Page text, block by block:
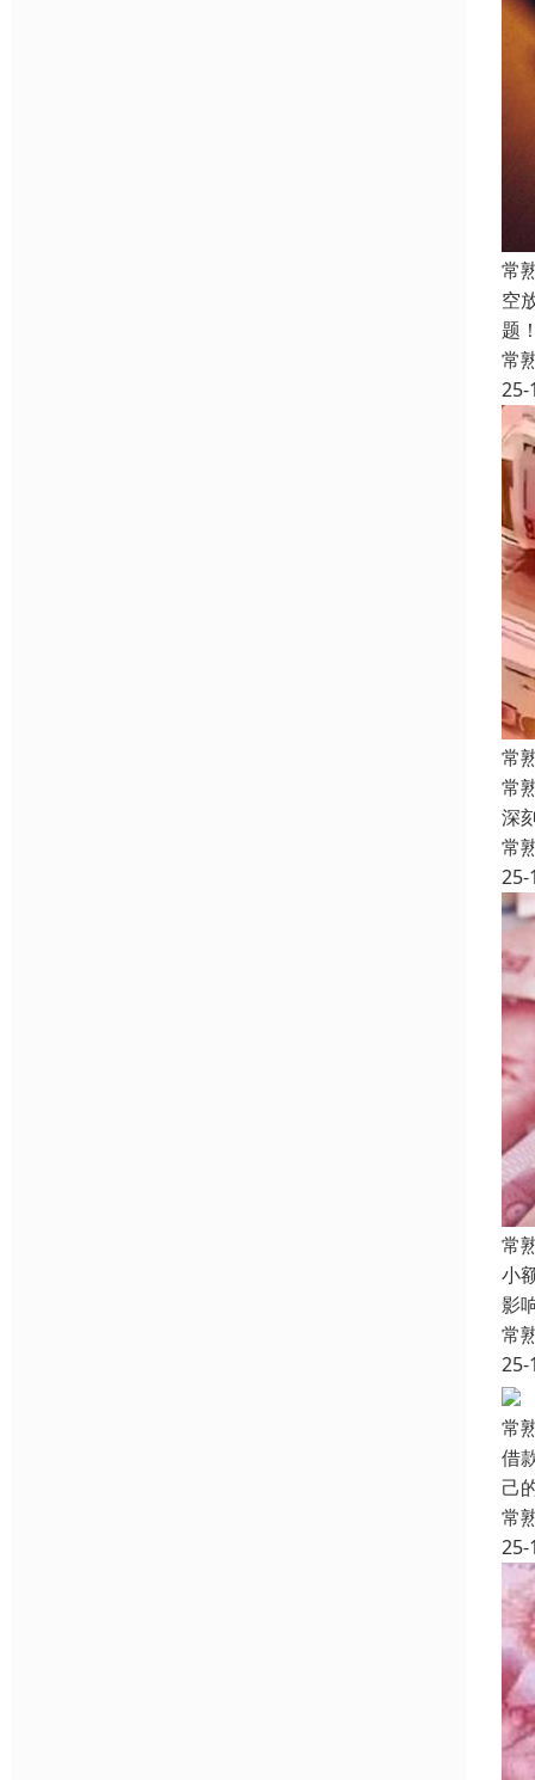
常
空
题
常
25-
常
常
深
常
25-
常
小
影
常
25-
常
借
己
常
25-